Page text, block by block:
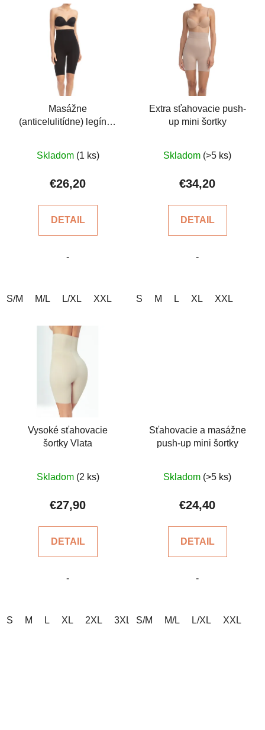
Masážne
(anticelulitídne) legíny -
hodnotenie
produktu
z
hviezdičiek.
Skladom (1 ks)
€26,20
DETAIL
-
S/M M/L L/XL XXL
Extra sťahovacie push-
up mini šortky
hodnotenie
produktu
z
hviezdičiek.
Skladom (>5 ks)
€34,20
DETAIL
-
S M L XL XXL
Vysoké sťahovacie
šortky Vlata
hodnotenie
produktu
z
hviezdičiek.
Skladom (2 ks)
€27,90
DETAIL
-
S M L XL 2XL 3XL
Sťahovacie a masážne
push-up mini šortky
hodnotenie
produktu
z
hviezdičiek.
Skladom (>5 ks)
€24,40
DETAIL
-
S/M M/L L/XL XXL